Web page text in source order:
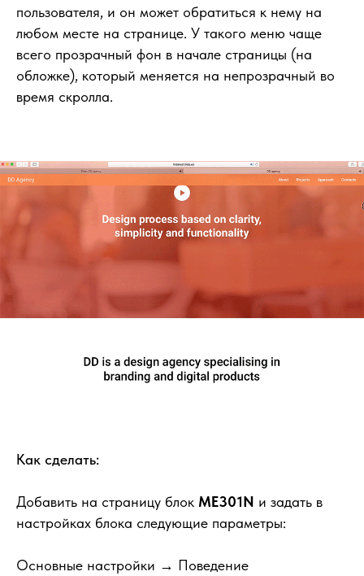
пользователя, и он может обратиться к нему на
любом месте на странице. У такого меню чаще
всего прозрачный фон в начале страницы (на
обложке), который меняется на непрозрачный во
время скролла.
Как сделать:
Добавить на страницу блок ME301N и задать в
настройках блока следующие параметры:
Основные настройки → Поведение